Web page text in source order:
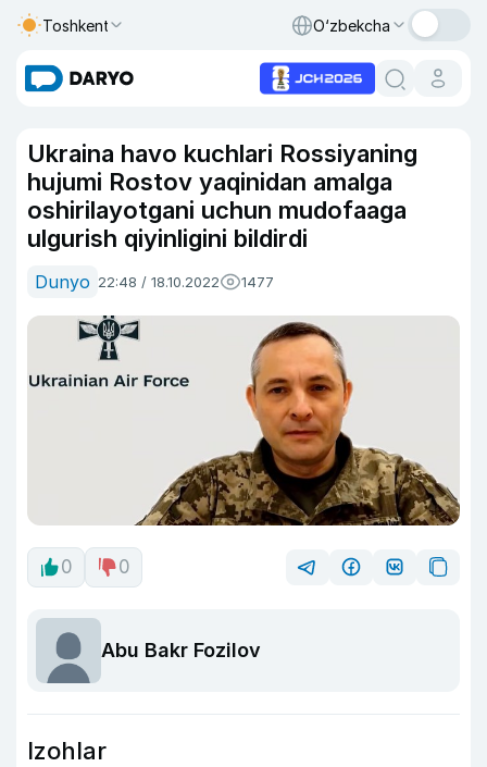
Toshkent O‘zbekcha
Ukraina havo kuchlari Rossiyaning
hujumi Rostov yaqinidan amalga
oshirilayotgani uchun mudofaaga
ulgurish qiyinligini bildirdi
Dunyo 22:48 / 18.10.2022 1477
0 0
Abu Bakr Fozilov
Izohlar